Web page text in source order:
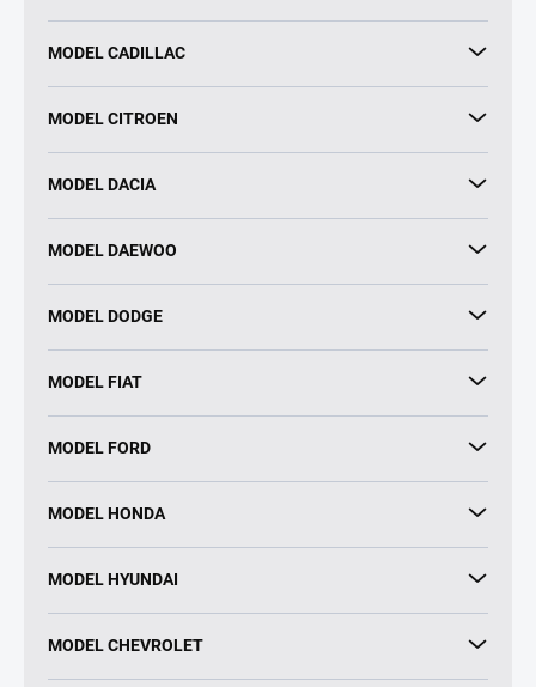
MODEL CADILLAC
MODEL CITROEN
MODEL DACIA
MODEL DAEWOO
MODEL DODGE
MODEL FIAT
MODEL FORD
MODEL HONDA
MODEL HYUNDAI
MODEL CHEVROLET